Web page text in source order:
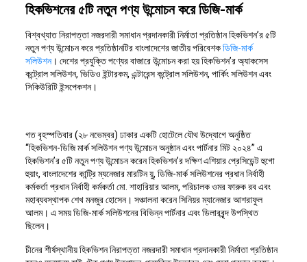
হিকভিশনের ৫টি নতুন পণ্য উন্মোচন করে ডিজি-মার্ক
বিশ্বখ্যাত নিরাপত্তা নজরদারী সমাধান প্রদানকারী নির্মাতা প্রতিষ্ঠান হিকভিশন’র ৫টি
নতুন পণ্য উন্মোচন করে প্রতিষ্ঠানটির বাংলাদেশের জাতীয় পরিবেশকডিজি-মার্ক
সলিউশন। দেশের প্রযুক্তি পণ্যের বাজারে উন্মোচন করা হয় হিকভিশন’র অ্যাকসেস
কন্ট্রোল সলিউশন, ভিডিও ইন্টারকম, এন্টারেন্স কন্ট্রোল সলিউশন, পার্কিং সলিউশন এবং
সিকিউরিটি ইন্সপেকশন।
গত বৃহস্পতিবার (২৮ নভেম্বর) ঢাকার একটি হোটেলে যৌথ উদ্যোগে অনুষ্ঠিত
“হিকভিশন-ডিজি মার্ক সলিউশন পণ্য উন্মোচন অনুষ্ঠান এবং পার্টনার মিট ২০২৪” এ
হিকভিশন’র ৫টি নতুন পণ্য উন্মোচন করেন হিকভিশন’র দক্ষিণ এশিয়ার প্রেসিডেন্ট হুগো
হুয়াং, বাংলাদেশের কান্ট্রি ম্যনেজার মারটিন য়ু, ডিজি-মার্ক সলিউশনের প্রধান নির্বাহী
কর্মকর্তা প্রধান নির্বাহী কর্মকর্তা মো. শাহারিয়ার আলম, পরিচালক ওমর ফারুক রব এবং
মহাব্যবস্থাপক শেখ মনজুর হোসেন। সঞ্চালনা করেন সিনিয়র ম্যানেজার আশরাফুল
আলম। এ সময় ডিজি-মার্ক সলিউশনের বিভিন্ন পার্টনার এবং ডিলারবৃন্দ উপস্থিত
ছিলেন।
চীনের শীর্ষস্থানীয় হিকভিশন নিরাপত্তা নজরদারী সমাধান প্রদানকারী নির্মাতা প্রতিষ্ঠান